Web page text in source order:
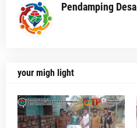
Pendamping Desa
your migh light